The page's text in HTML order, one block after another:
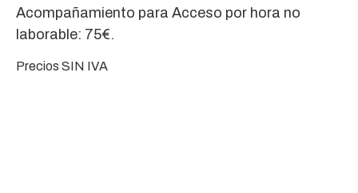
Acompañamiento para Acceso por hora no
laborable: 75€.
Precios SIN IVA